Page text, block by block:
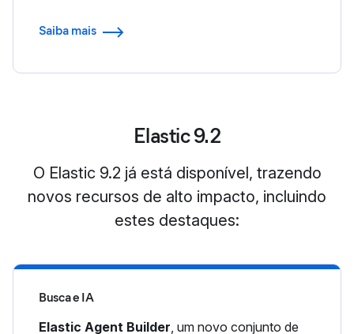
Saiba mais
Elastic 9.2
O Elastic 9.2 já está disponível, trazendo
novos recursos de alto impacto, incluindo
estes destaques:
Busca e IA
Elastic Agent Builder , um novo conjunto de